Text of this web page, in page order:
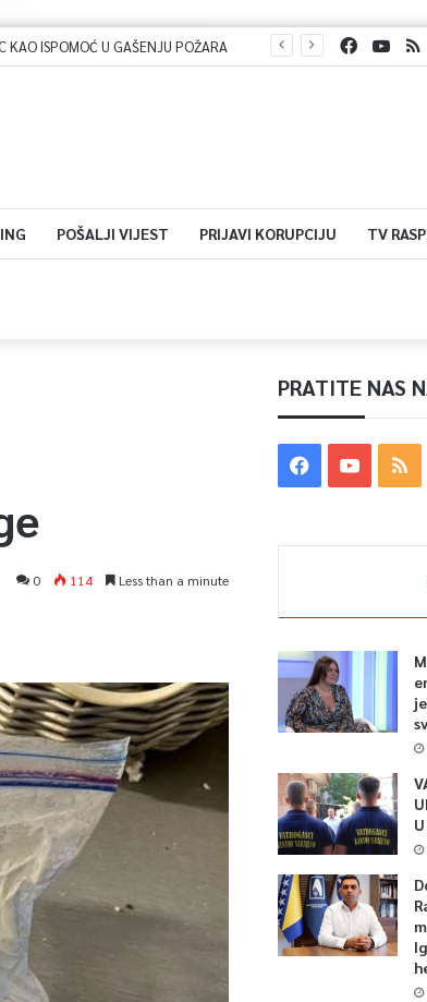
POŠALJI VIJEST PRIJAVI KORUPCIJU TV
0 114 Less than a minute
PRATITE NAS